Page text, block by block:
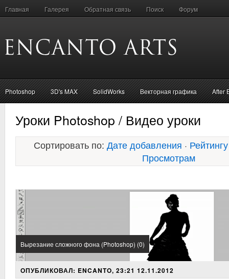
Главная Галерея Обратная связь Поиск Форум
Photoshop 3D's MAX SolidWorks Векторная графика After
Уроки Photoshop / Видео уроки
Сортировать по: Дате добавления · Рейтингу
Просмотрам
Вырезание сложного фона (Photoshop) (0)
ОПУБЛИКОВАЛ: ENCANTO, 23:21 12.11.2012